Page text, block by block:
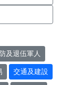
及退伍軍人
交通及建設